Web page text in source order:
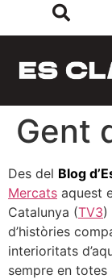
Gent
Des del Blog
Mercats aquest
Catalunya (TV3)
d’històries
interioritats
sempre en